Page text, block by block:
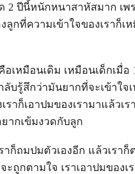
2 ปีนี้หนักหนาสาหัสมาก เพ
ลูกที่ความเข้าใจของเราก็เ
เหมือนเดิม เหมือนเด็กเมื่อ
ลับรู้สึกว่ามันยากที่จะเข้าใจ
ราก็เอาปมของเรามาแล้วเ
ากเข้มงวดกับลูก
าก็ถมปมตัวเองอีก แล้วเราก็
ถูกตามใจ เราเอาปมของเ